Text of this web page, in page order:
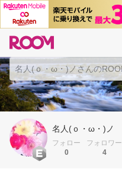
名人(ｏ・ω・)ノ
フォロー
0
フォロワー
4